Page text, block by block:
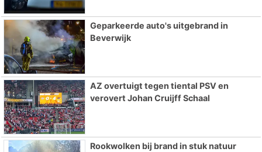
Geparkeerde auto's uitgebrand in
Beverwijk
AZ overtuigt tegen tiental PSV en
verovert Johan Cruijff Schaal
Rookwolken bij brand in stuk natuur